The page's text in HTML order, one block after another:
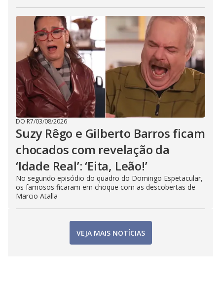
DO R7/03/08/2026
Suzy Rêgo e Gilberto Barros ficam
chocados com revelação da
‘Idade Real’: ‘Eita, Leão!’
No segundo episódio do quadro do Domingo Espetacular,
os famosos ficaram em choque com as descobertas de
Marcio Atalla
VEJA MAIS NOTÍCIAS